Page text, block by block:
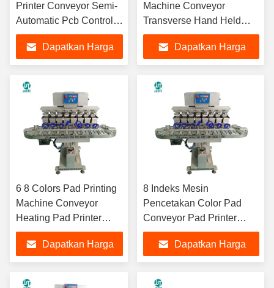
Printer Conveyor Semi-
Automatic Pcb Control
Pneumatic Mini 7 Inch
Small Line Pod Pad
Printer
Dapatkan Harga
Machine Conveyor
Transverse Hand Held
Voltran San Pad Printer
Untuk Keamanan Helm
Candy
Dapatkan Harga
6 8 Colors Pad Printing
Machine Conveyor
Heating Pad Printer
Untuk Nylon Ribbon
Neck Care Label A3
Custom Tracing Paper
Dapatkan Harga
8 Indeks Mesin
Pencetakan Color Pad
Conveyor Pad Printer
Untuk Genggam Kayu
Micro SD Card Poker
Chips Keramik Dog Bowl
Dapatkan Harga